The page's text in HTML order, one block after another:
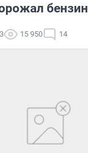
бензин
15 950 14